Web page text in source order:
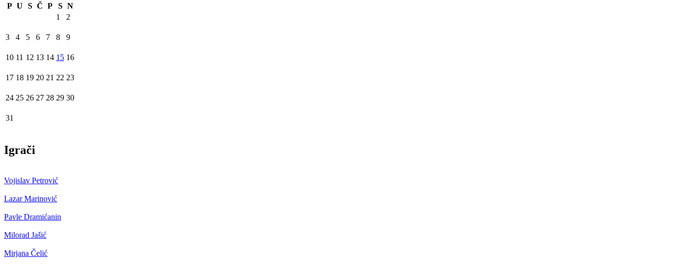
P U S Č P S N
1
2
3 4 5 6 7 8 9
10 11 12 13 14 15 16
17 18 19 20 21 22 23
24 25 26 27 28 29 30
31
Igrači
Vojislav Petrović
Lazar Marinović
Pavle Dramićanin
Milorad Jašić
Mirjana Čelić